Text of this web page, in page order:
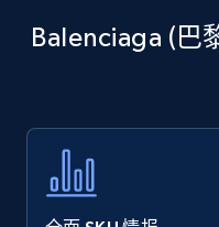
upc numbers
Title, Seller name,
more.
35.2K+
Balenciaga (巴